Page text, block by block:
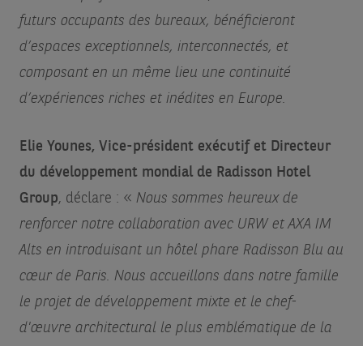
futurs occupants des bureaux, bénéficieront
d’espaces exceptionnels, interconnectés, et
composant en un même lieu une continuité
d’expériences riches et inédites en Europe.
Elie Younes, Vice-président exécutif et Directeur
du développement mondial de Radisson Hotel
Group, déclare : « Nous sommes heureux de
renforcer notre collaboration avec URW et AXA IM
Alts en introduisant un hôtel phare Radisson Blu au
cœur de Paris. Nous accueillons dans notre famille
le projet de développement mixte et le chef-
d'œuvre architectural le plus emblématique de la